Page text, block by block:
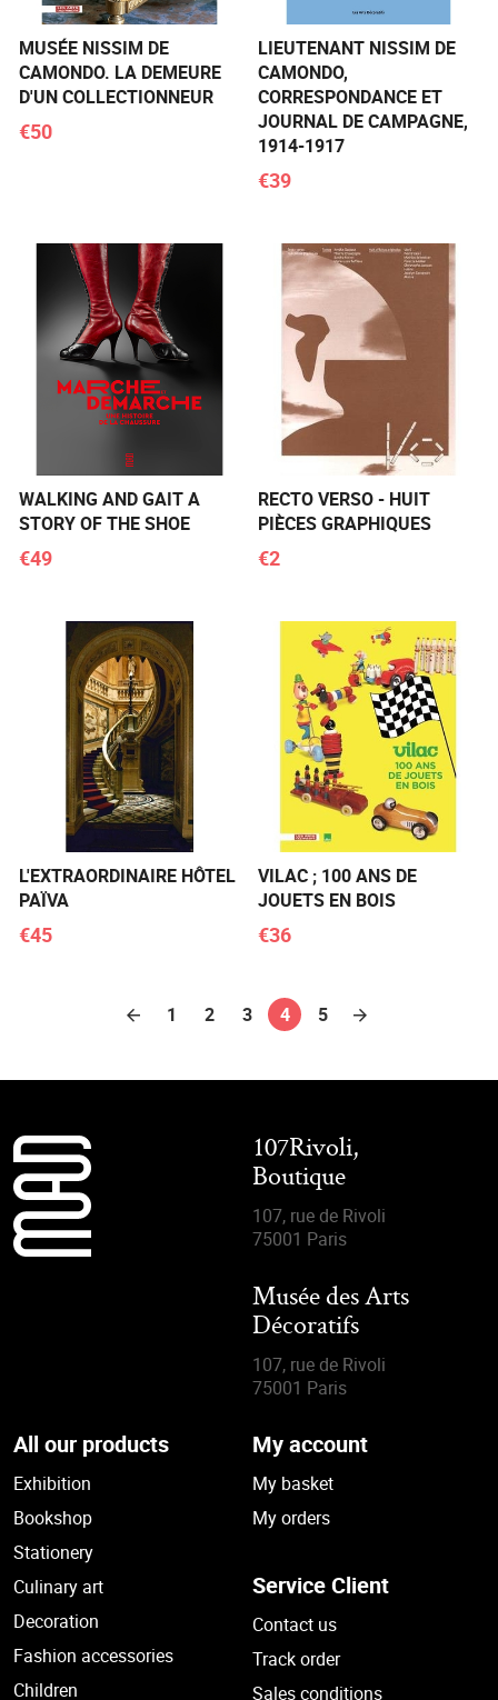
MUSÉE NISSIM DE
CAMONDO. LA DEMEURE
D'UN COLLECTIONNEUR
€50
LIEUTENANT NISSIM DE
CAMONDO,
CORRESPONDANCE ET
JOURNAL DE CAMPAGNE,
1914-1917
€39
WALKING AND GAIT A
STORY OF THE SHOE
€49
RECTO VERSO - HUIT
PIÈCES GRAPHIQUES
€2
L'EXTRAORDINAIRE HÔTEL
PAÏVA
€45
VILAC ; 100 ANS DE
JOUETS EN BOIS
€36
1 2 3 4 5
107Rivoli,
Boutique
107, rue de Rivoli
75001 Paris
Musée des Arts
Décoratifs
107, rue de Rivoli
75001 Paris
All our products
Exhibition
Bookshop
Stationery
Culinary art
Decoration
Fashion accessories
Children
My account
My basket
My orders
Service Client
Contact us
Track order
Sales conditions